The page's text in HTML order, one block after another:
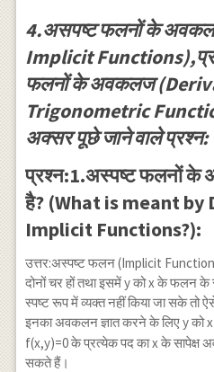
4.असपष्ट फलनों के
Implicit
फलनों के अवकलज
Trigonometric
अक्सर पूछे जाने वाले प्रश्न:
प्रश्न:1.अस्पष्ट फलनों के
है? (What is meant
Implicit Functions?):
उत्तर:अस्पष्ट फलन (Implicit
दोनों चर हों तथा इसमें y को x के फलन
स्पष्ट रूप में व्यक्त नहीं किया जा सके
इनका अवकलन ज्ञात करने के लिए y को
f(x,y)=0 के प्रत्येक पद का x के
सकते हैं।